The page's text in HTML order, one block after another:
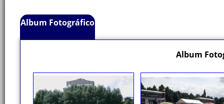
Album Fotográfico
Album